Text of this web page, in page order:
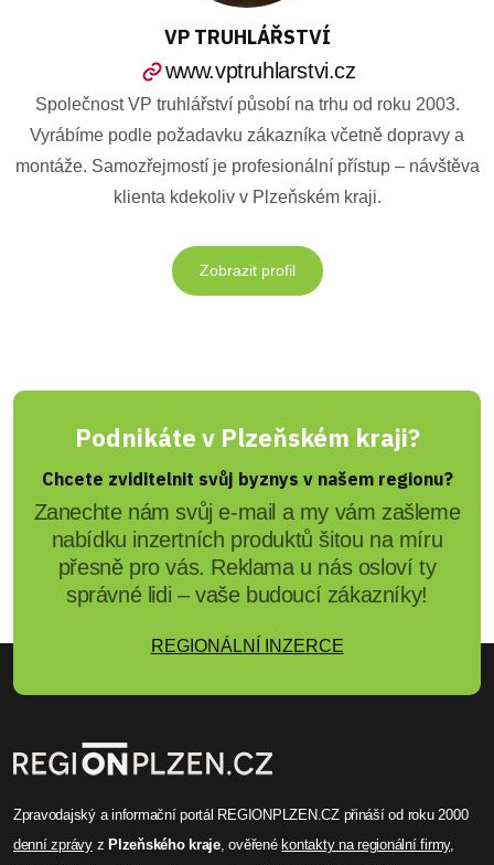
VP TRUHLÁŘSTVÍ
www.vptruhlarstvi.cz
Společnost VP truhlářství působí na trhu od roku 2003.
Vyrábíme podle požadavku zákazníka včetně dopravy a
montáže. Samozřejmostí je profesionální přístup – návštěva
klienta kdekoliv v Plzeňském kraji.
Zobrazit profil
Podnikáte v Plzeňském kraji?
Chcete zviditelnit svůj byznys v našem regionu?
Zanechte nám svůj e-mail a my vám zašleme
nabídku inzertních produktů šitou na míru
přesně pro vás. Reklama u nás osloví ty
správné lidi – vaše budoucí zákazníky!
REGIONÁLNÍ INZERCE
Zpravodajský a informační portál REGIONPLZEN.CZ přináší od roku 2000
denní zprávyz Plzeňského kraje, ověřené kontakty na regionální firmy,